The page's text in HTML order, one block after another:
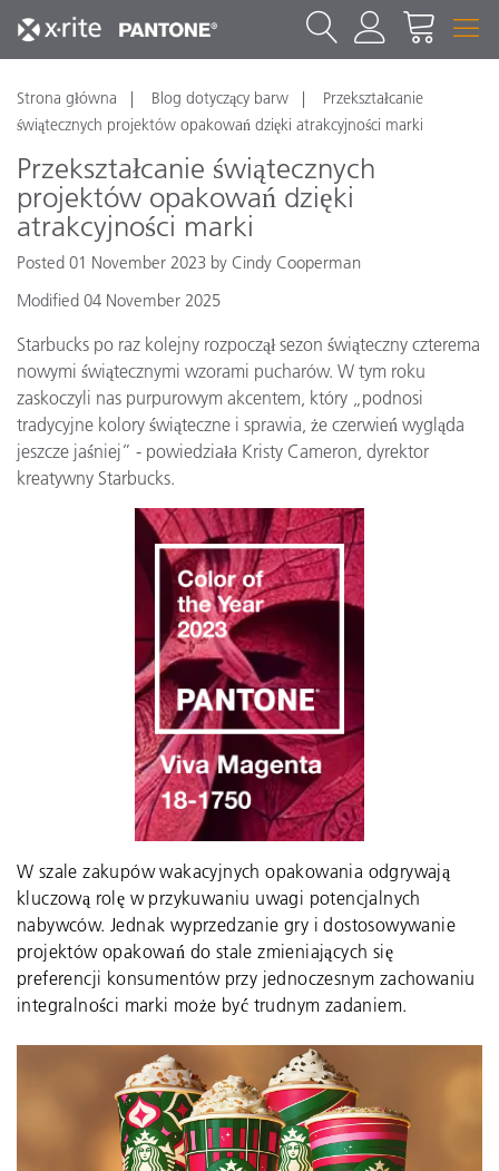
Strona główna Blog dotyczący barw
Przekształcanie
świątecznych projektów opakowań dzięki atrakcyjności marki
Przekształcanie świątecznych
projektów opakowań dzięki
atrakcyjności marki
Posted 01 November 2023 by Cindy Cooperman
Modified 04 November 2025
Starbucks po raz kolejny rozpoczął sezon świąteczny czterema
nowymi świątecznymi wzorami pucharów. W tym roku
zaskoczyli nas purpurowym akcentem, który „podnosi
tradycyjne kolory świąteczne i sprawia, że czerwień wygląda
jeszcze jaśniej” - powiedziała Kristy Cameron, dyrektor
kreatywny Starbucks.
W szale zakupów wakacyjnych opakowania odgrywają
kluczową rolę w przykuwaniu uwagi potencjalnych
nabywców. Jednak wyprzedzanie gry i dostosowywanie
projektów opakowań do stale zmieniających się
preferencji konsumentów przy jednoczesnym zachowaniu
integralności marki może być trudnym zadaniem.